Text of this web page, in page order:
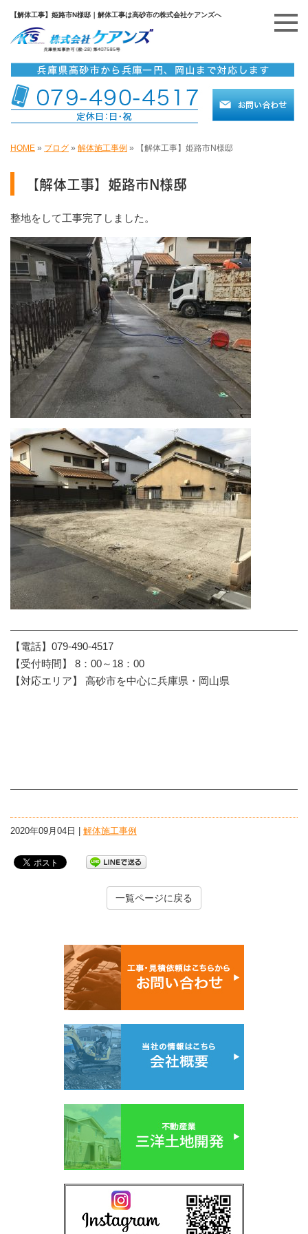
【解体工事】姫路市N様邸｜解体工事は高砂市の株式会社ケアンズへ
HOME » ブログ » 解体施工事例 » 【解体工事】姫路市N様邸
【解体工事】姫路市N様邸
整地をして工事完了しました。
【電話】079-490-4517
【受付時間】 8：00～18：00
【対応エリア】 高砂市を中心に兵庫県・岡山県
2020年09月04日 | 解体施工事例
一覧ページに戻る